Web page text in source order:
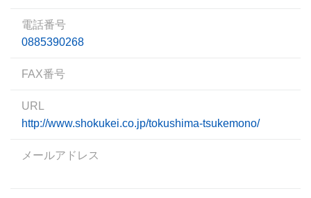
電話番号
0885390268
FAX番号
URL
http://www.shokukei.co.jp/tokushima-tsukemono/
メールアドレス